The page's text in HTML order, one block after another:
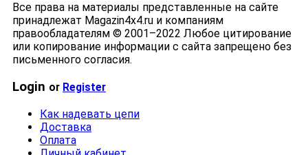
Все права на материалы представленные на сайте
принадлежат Magazin4x4.ru и компаниям
правообладателям © 2001–2022 Любое цитирование
или копирование информации с сайта запрещено без
письменного согласия.
Login or Register
Как надевать цепи
Доставка
Оплата